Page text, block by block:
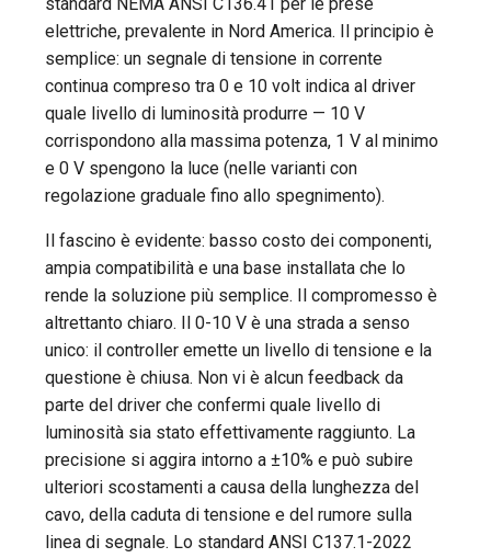
elettriche, prevalente in Nord America. Il principio è
semplice: un segnale di tensione in corrente
continua compreso tra 0 e 10 volt indica al driver
quale livello di luminosità produrre — 10 V
corrispondono alla massima potenza, 1 V al minimo
e 0 V spengono la luce (nelle varianti con
regolazione graduale fino allo spegnimento).
Il fascino è evidente: basso costo dei componenti,
ampia compatibilità e una base installata che lo
rende la soluzione più semplice. Il compromesso è
altrettanto chiaro. Il 0-10 V è una strada a senso
unico: il controller emette un livello di tensione e la
questione è chiusa. Non vi è alcun feedback da
parte del driver che confermi quale livello di
luminosità sia stato effettivamente raggiunto. La
precisione si aggira intorno a ±10% e può subire
ulteriori scostamenti a causa della lunghezza del
cavo, della caduta di tensione e del rumore sulla
linea di segnale. Lo standard ANSI C137.1-2022